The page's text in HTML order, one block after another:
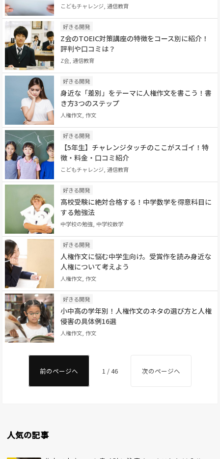
こどもチャレンジ, 通信教育
好きる開発
Z会のTOEIC対策講座の特徴をコース別に紹介！
評判や口コミは？
Z会, 通信教育
好きる開発
身近な「差別」をテーマに人権作文を書こう！書
き方3つのステップ
人権作文, 作文
好きる開発
【5年生】チャレンジタッチのここがスゴイ！特
徴・料金・口コミ紹介
こどもチャレンジ, 通信教育
好きる開発
高校受験に絶対合格する！中学数学を得意科目に
する勉強法
中学校の勉強, 中学校数学
好きる開発
人権作文に悩む中学生向け。受賞作を読み身近な
人権について考えよう
人権作文, 作文
好きる開発
小中高の学年別！人権作文のネタの選び方と人権
侵害の具体例16選
人権作文, 作文
前のページへ 1 / 46 次のページへ
人気の記事